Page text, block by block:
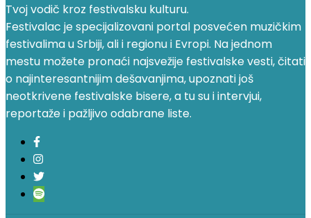
Tvoj vodič kroz festivalsku kulturu.
Festivalac je specijalizovani portal posvećen muzičkim
festivalima u Srbiji, ali i regionu i Evropi. Na jednom
mestu možete pronaći najsvežije festivalske vesti, čitati
o najinteresantnijim dešavanjima, upoznati još
neotkrivene festivalske bisere, a tu su i intervjui,
reportaže i pažljivo odabrane liste.